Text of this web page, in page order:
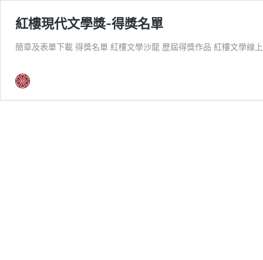
紅樓現代文學獎-得獎名單
簡章及表單下載 得獎名單 紅樓文學沙龍 歷屆得獎作品 紅樓文學